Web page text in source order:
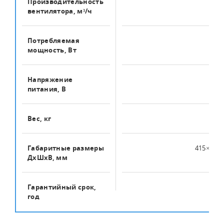
вентилятора, м³/ч
Потребляемая
мощность, Вт
Напряжение
питания, В
Вес, кг
Габаритные размеры
ДхШхВ, мм
Гарантийный срок,
год